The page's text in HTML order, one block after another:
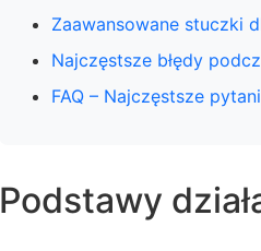
Zaawansowane stuczki
Najczęstsze błędy
FAQ – Najczęstsze
Podstawy